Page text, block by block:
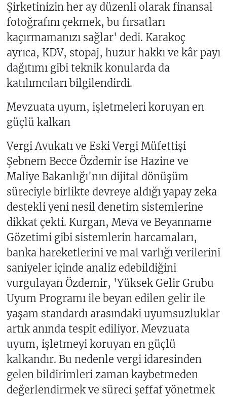
Şirketinizin her ay düzenli olarak finansal
fotoğrafını çekmek, bu fırsatları
kaçırmamanızı sağlar' dedi. Karakoç
ayrıca, KDV, stopaj, huzur hakkı ve kâr payı
dağıtımı gibi teknik konularda da
katılımcıları bilgilendirdi.
Mevzuata uyum, işletmeleri koruyan en
güçlü kalkan
Vergi Avukatı ve Eski Vergi Müfettişi
Şebnem Becce Özdemir ise Hazine ve
Maliye Bakanlığı'nın dijital dönüşüm
süreciyle birlikte devreye aldığı yapay zeka
destekli yeni nesil denetim sistemlerine
dikkat çekti. Kurgan, Meva ve Beyanname
Gözetimi gibi sistemlerin harcamaları,
banka hareketlerini ve mal varlığı verilerini
saniyeler içinde analiz edebildiğini
vurgulayan Özdemir, 'Yüksek Gelir Grubu
Uyum Programı ile beyan edilen gelir ile
yaşam standardı arasındaki uyumsuzluklar
artık anında tespit ediliyor. Mevzuata
uyum, işletmeyi koruyan en güçlü
kalkandır. Bu nedenle vergi idaresinden
gelen bildirimleri zaman kaybetmeden
değerlendirmek ve süreci şeffaf yönetmek